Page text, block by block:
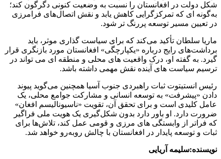
شکل دولت در افغانستان را نسبت به وضعیت کنونی دگرگون کند؛
به‌گونه ‌ای که تمرکزگرایی کاهش یابد و نقش اتصال‌های فرامرزی
در تعیین مسیر توسعه پررنگ ‌تر شود.
ماریا سلطان تأکید می‌کند که برای سیاست‌ گذاری موثر، باید
برداشت‌های رایج درباره «یکپارچگی» افغانستان مورد بازنگری قرار
گیرد. به گفته او، درک واقعیت‌ های محلی و منطقه‌ ای می ‌تواند در
ترسیم سیاست ‌های آینده نقش مهمی داشته باشد.
رئیس انستیتوت ثبات راهبردی جنوب آسیا همچنین می‌گوید پیوند
دادن «پیشرفت» به توسعه انسانی و مشارکت جوامع محلی، یک
عامل کلیدی است و برای تحقق آن، تقویت «ناسیونالیسم افغان»
ضرورت دارد. او باور دارد بدون شکل‌گیری یک هویت ملی فراگیر
که فراتر از وابستگی‌ های مرزی و قومی عمل کند، تلاش‌ها برای
ثبات و توسعه پایدار در افغانستان با چالش روبه‌رو خواهد شد.
نویسنده:سلیمه آریایی